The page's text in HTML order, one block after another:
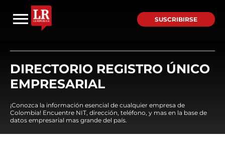
SUSCRIBIRSE
DIRECTORIO REGISTRO ÚNICO
EMPRESARIAL
¡Conozca la información esencial de cualquier empresa de
Colombia! Encuentre NIT, dirección, teléfono, y mas en la base de
datos empresarial mas grande del país.